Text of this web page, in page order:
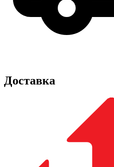
Доставка